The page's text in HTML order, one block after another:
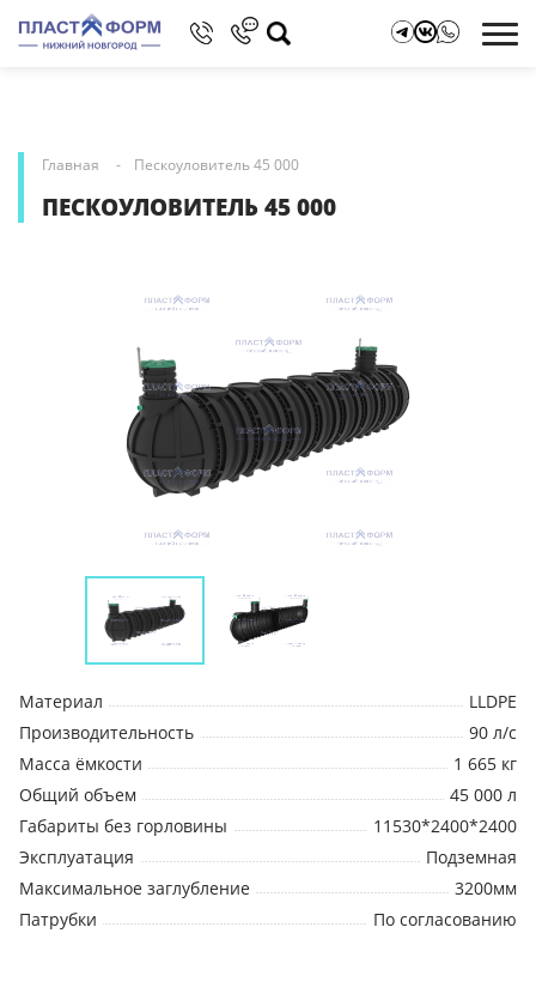
Главная Пескоуловитель 45 000
ПЕСКОУЛОВИТЕЛЬ 45 000
Материал
LLDPE
Производительность
90 л/с
Масса ёмкости
1 665 кг
Общий объем
45 000 л
Габариты без горловины
11530*2400*2400
Эксплуатация
Подземная
Максимальное заглубление
3200мм
Патрубки
По согласованию